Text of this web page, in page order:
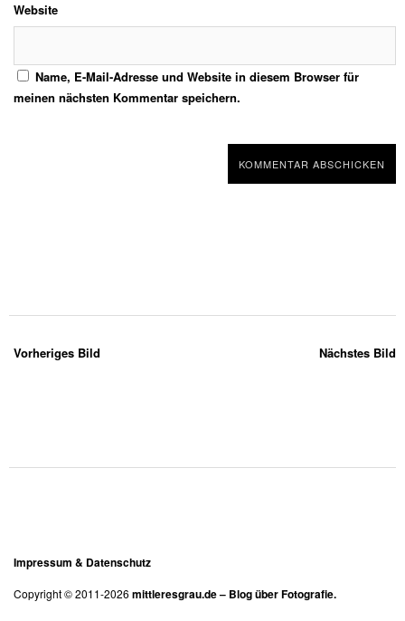
Website
Name, E-Mail-Adresse und Website in diesem Browser für
meinen nächsten Kommentar speichern.
Nächstes Bild
Vorheriges Bild
Impressum & Datenschutz
Copyright © 2011-2026 mittleresgrau.de – Blog über Fotografie.